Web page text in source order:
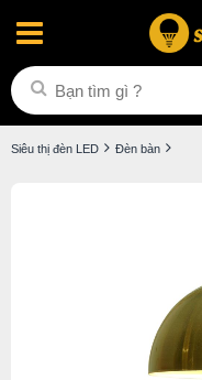
Siêu thị đèn LED Đèn bàn